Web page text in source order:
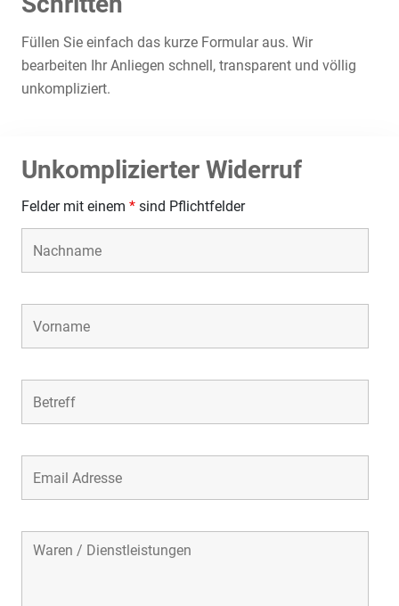
Füllen Sie einfach das kurze Formular aus. Wir
bearbeiten Ihr Anliegen schnell, transparent und völlig
unkompliziert.
Unkomplizierter Widerruf
Felder mit einem * sind Pflichtfelder